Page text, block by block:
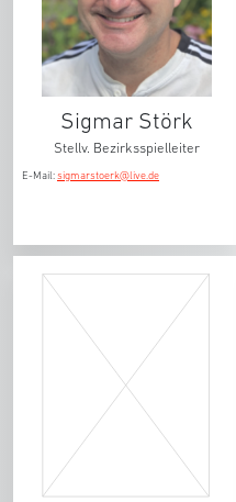
Sigmar Störk
Stellv. Bezirksspielleiter
E-Mail:sigmarstoerk@live.de